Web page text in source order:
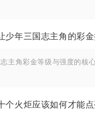
少年三国志主角的彩
主角彩金等级与强度的核
个火炬应该如何才能